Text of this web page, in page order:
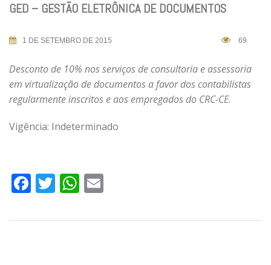
GED – GESTÃO ELETRÔNICA DE DOCUMENTOS
1 DE SETEMBRO DE 2015 69
Desconto de 10% nos serviços de consultoria e assessoria
em virtualização de documentos a favor dos contabilistas
regularmente inscritos e aos empregados do CRC-CE.
Vigência: Indeterminado
Facebook
TwitterWhatsApp